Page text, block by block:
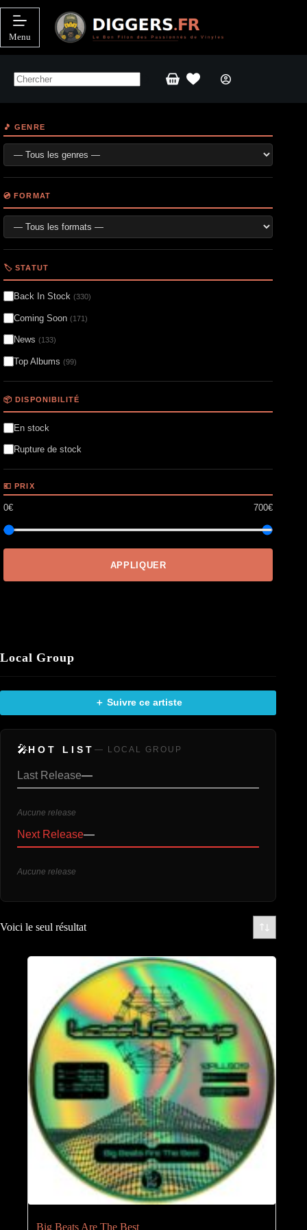
Passer
contenu
Menu
Panier
Local Group
＋ Suivre ce artiste
🎤HOT LIST — LOCAL GROUP
Last Release—
Aucune release
Next Release—
Aucune release
Voici le seul résultat
Big Beats Are The Best
🎵 GENRE
💿 FORMAT
🏷️ STATUT
Back In Stock (330)
Coming Soon (171)
News (133)
Top Albums (99)
📦 DISPONIBILITÉ
En stock
Rupture de stock
💶 PRIX
0€ 700€
APPLIQUER